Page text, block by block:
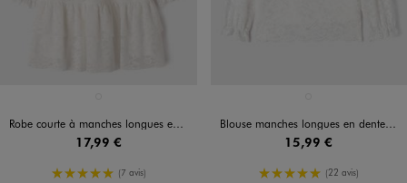
Robe courte à manches longues en dentelle fille
17,99 €
5/5 de moyenne
(7 avis)
Blouse manches longues en dentelle fille
15,99 €
5/5 de moyenne
(22 avis)